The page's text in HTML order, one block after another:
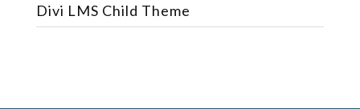
Divi LMS Child Theme